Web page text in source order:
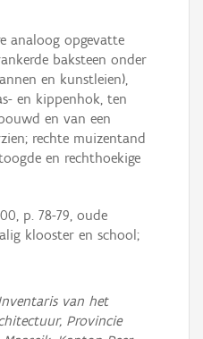
analoog opgevatte
baksteen onder
en kunstleien),
en kippenhok, ten
en van een
rechte muizentand
en rechthoekige
p. 78-79, oude
klooster en school;
van het
Provincie